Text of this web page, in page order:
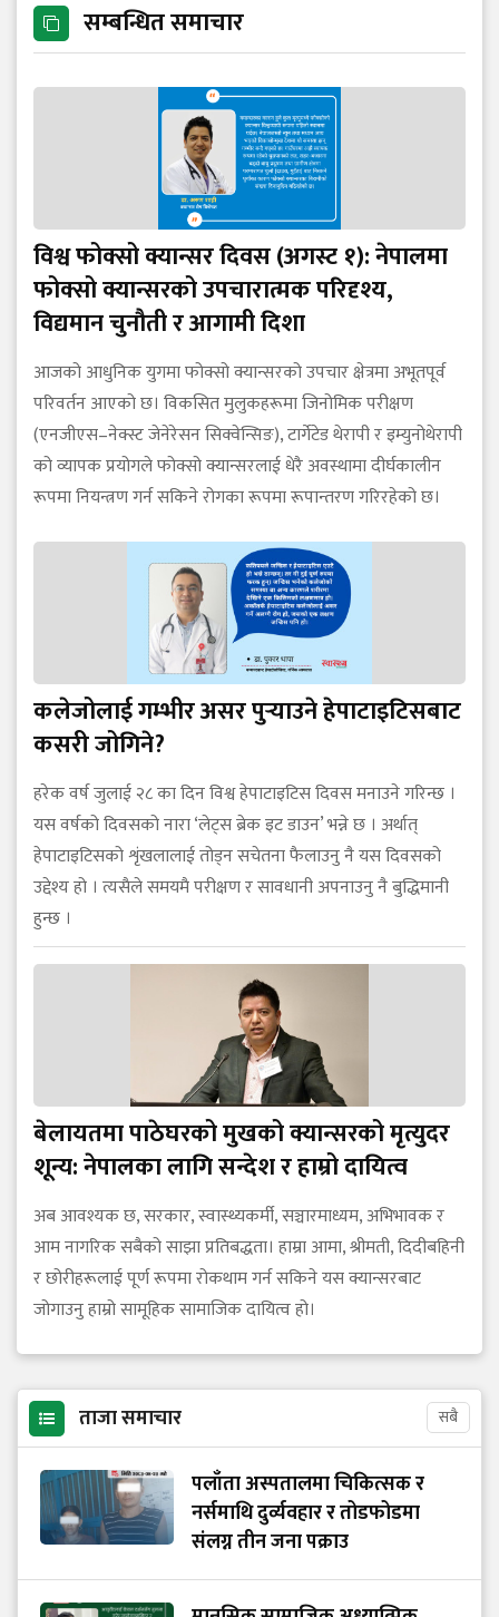
सम्बन्धित समाचार
विश्व फोक्सो क्यान्सर दिवस (अगस्ट १): नेपालमा
फोक्सो क्यान्सरको उपचारात्मक परिदृश्य,
विद्यमान चुनौती र आगामी दिशा
आजको आधुनिक युगमा फोक्सो क्यान्सरको उपचार क्षेत्रमा अभूतपूर्व
परिवर्तन आएको छ। विकसित मुलुकहरूमा जिनोमिक परीक्षण
(एनजीएस–नेक्स्ट जेनेरेसन सिक्वेन्सिङ), टार्गेटेड थेरापी र इम्युनोथेरापी
को व्यापक प्रयोगले फोक्सो क्यान्सरलाई धेरै अवस्थामा दीर्घकालीन
रूपमा नियन्त्रण गर्न सकिने रोगका रूपमा रूपान्तरण गरिरहेको छ।
कलेजोलाई गम्भीर असर पुर्‍याउने हेपाटाइटिसबाट
कसरी जोगिने?
हरेक वर्ष जुलाई २८ का दिन विश्व हेपाटाइटिस दिवस मनाउने गरिन्छ ।
यस वर्षको दिवसको नारा ‘लेट्स ब्रेक इट डाउन’ भन्ने छ । अर्थात्
हेपाटाइटिसको शृंखलालाई तोड्न सचेतना फैलाउनु नै यस दिवसको
उद्देश्य हो । त्यसैले समयमै परीक्षण र सावधानी अपनाउनु नै बुद्धिमानी
हुन्छ ।
बेलायतमा पाठेघरको मुखको क्यान्सरको मृत्युदर
शून्य: नेपालका लागि सन्देश र हाम्रो दायित्व
अब आवश्यक छ, सरकार, स्वास्थ्यकर्मी, सञ्चारमाध्यम, अभिभावक र
आम नागरिक सबैको साझा प्रतिबद्धता। हाम्रा आमा, श्रीमती, दिदीबहिनी
र छोरीहरूलाई पूर्ण रूपमा रोकथाम गर्न सकिने यस क्यान्सरबाट
जोगाउनु हाम्रो सामूहिक सामाजिक दायित्व हो।
ताजा समाचार सबै
पलाँता अस्पतालमा चिकित्सक र
नर्समाथि दुर्व्यवहार र तोडफोडमा
संलग्न तीन जना पक्राउ